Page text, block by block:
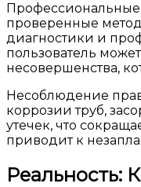
Профессиональные
проверенные
диагностики и
пользователь
несовершенства,
Несоблюдение
коррозии труб,
утечек, что
приводит к
Реальность: